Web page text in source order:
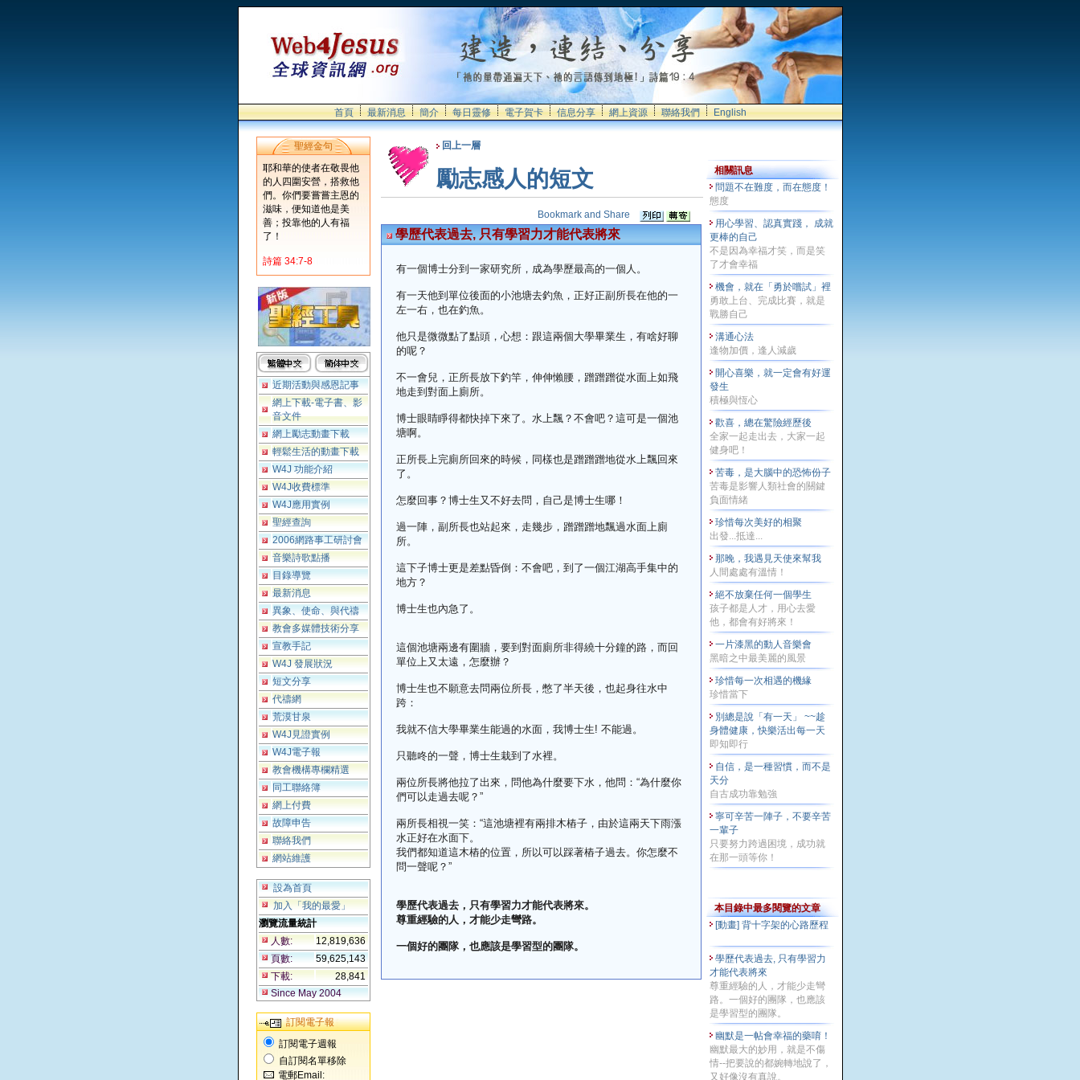
首頁 最新消息 簡介 每日靈修 電子賀卡 信息分享 網上資源 聯絡我們 English
聖經金句
耶和華的使者在敬畏他
的人四圍安營，搭救他
們。你們要嘗嘗主恩的
滋味，便知道他是美
善；投靠他的人有福
了！
詩篇 34:7-8
近期活動與感恩記事
網上下載-電子書、影
音文件
網上勵志動畫下載
輕鬆生活的動畫下載
W4J 功能介紹
W4J收費標準
W4J應用實例
聖經查詢
2006網路事工研討會
音樂詩歌點播
目錄導覽
最新消息
異象、使命、與代禱
教會多媒體技術分享
宣教手記
W4J 發展狀況
短文分享
代禱網
荒漠甘泉
W4J見證實例
W4J電子報
教會機構專欄精選
同工聯絡簿
網上付費
故障申告
聯絡我們
網站維護
設為首頁
加入「我的最愛」
瀏覽流量統計
人數:
12,819,636
頁數:
59,625,143
下載:
28,841
Since May 2004
訂閱電子報
訂閱電子週報
自訂閱名單移除
電郵Email:
回上一層
勵志感人的短文
學歷代表過去, 只有學習力才能代表將來
有一個博士分到一家研究所，成為學歷最高的一個人。
有一天他到單位後面的小池塘去釣魚，正好正副所長在他的一
左一右，也在釣魚。
他只是微微點了點頭，心想：跟這兩個大學畢業生，有啥好聊
的呢？
不一會兒，正所長放下釣竿，伸伸懶腰，蹭蹭蹭從水面上如飛
地走到對面上廁所。
博士眼睛睜得都快掉下來了。水上飄？不會吧？這可是一個池
塘啊。
正所長上完廁所回來的時候，同樣也是蹭蹭蹭地從水上飄回來
了。
怎麼回事？博士生又不好去問，自己是博士生哪！
過一陣，副所長也站起來，走幾步，蹭蹭蹭地飄過水面上廁
所。
這下子博士更是差點昏倒：不會吧，到了一個江湖高手集中的
地方？
博士生也內急了。
這個池塘兩邊有圍牆，要到對面廁所非得繞十分鐘的路，而回
單位上又太遠，怎麼辦？
博士生也不願意去問兩位所長，憋了半天後，也起身往水中
跨：
我就不信大學畢業生能過的水面，我博士生! 不能過。
只聽咚的一聲，博士生栽到了水裡。
兩位所長將他拉了出來，問他為什麼要下水，他問：“為什麼你
們可以走過去呢？”
兩所長相視一笑：“這池塘裡有兩排木樁子，由於這兩天下雨漲
水正好在水面下。
我們都知道這木樁的位置，所以可以踩著樁子過去。你怎麼不
問一聲呢？”
學歷代表過去，只有學習力才能代表將來。
尊重經驗的人，才能少走彎路。
一個好的團隊，也應該是學習型的團隊。
相關訊息
問題不在難度，而在態度！
態度
用心學習、認真實踐， 成就
更棒的自己
不是因為幸福才笑，而是笑
了才會幸福
機會，就在「勇於嚐試」裡
勇敢上台、完成比賽，就是
戰勝自己
溝通心法
逢物加價，逢人減歲
開心喜樂，就一定會有好運
發生
積極與恆心
歡喜，總在驚險經歷後
全家一起走出去，大家一起
健身吧！
苦毒，是大腦中的恐怖份子
苦毒是影響人類社會的關鍵
負面情緒
珍惜每次美好的相聚
出發...抵達...
那晚，我遇見天使來幫我
人間處處有溫情！
絕不放棄任何一個學生
孩子都是人才，用心去愛
他，都會有好將來！
一片漆黑的動人音樂會
黑暗之中最美麗的風景
珍惜每一次相遇的機緣
珍惜當下
別總是說「有一天」 ~~趁
身體健康，快樂活出每一天
即知即行
自信，是一種習慣，而不是
天分
自古成功靠勉強
寧可辛苦一陣子，不要辛苦
一輩子
只要努力跨過困境，成功就
在那一頭等你！
本目錄中最多閱覽的文章
[動畫] 背十字架的心路歷程
學歷代表過去, 只有學習力
才能代表將來
尊重經驗的人，才能少走彎
路。一個好的團隊，也應該
是學習型的團隊。
幽默是一帖會幸福的藥唷！
幽默最大的妙用，就是不傷
情--把要說的都婉轉地說了，
又好像沒有真說。